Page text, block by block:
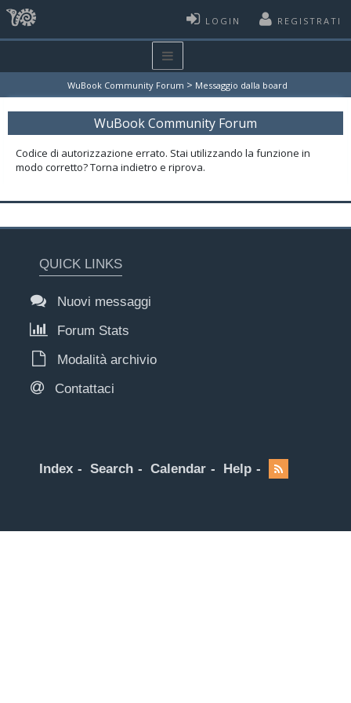
LOGIN REGISTRATI
WuBook Community Forum > Messaggio dalla board
WuBook Community Forum
Codice di autorizzazione errato. Stai utilizzando la funzione in
modo corretto? Torna indietro e riprova.
QUICK LINKS
Nuovi messaggi
Forum Stats
Modalità archivio
Contattaci
Index Search Calendar Help